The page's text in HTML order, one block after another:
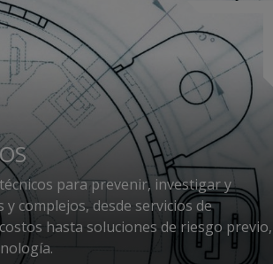
para prevenir, investigar y
complejos, desde servicios de
hasta soluciones de riesgo previo,